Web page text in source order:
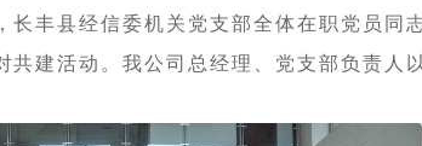
长丰县经信委机关党支部全体在职党员同
共建活动。我公司总经理、党支部负责人